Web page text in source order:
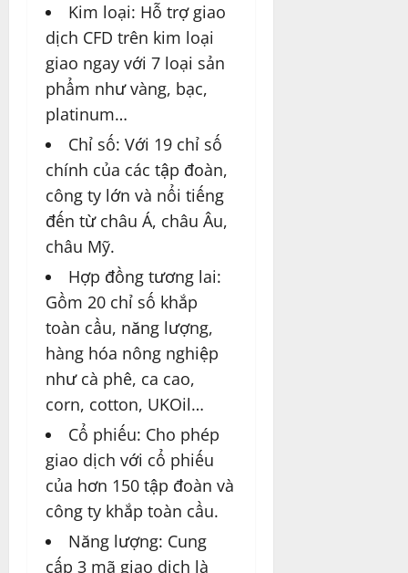
Kim loại: Hỗ trợ giao
dịch CFD trên kim loại
giao ngay với 7 loại sản
phẩm như vàng, bạc,
platinum…
Chỉ số: Với 19 chỉ số
chính của các tập đoàn,
công ty lớn và nổi tiếng
đến từ châu Á, châu Âu,
châu Mỹ.
Hợp đồng tương lai:
Gồm 20 chỉ số khắp
toàn cầu, năng lượng,
hàng hóa nông nghiệp
như cà phê, ca cao,
corn, cotton, UKOil…
Cổ phiếu: Cho phép
giao dịch với cổ phiếu
của hơn 150 tập đoàn và
công ty khắp toàn cầu.
Năng lượng: Cung
cấp 3 mã giao dịch là